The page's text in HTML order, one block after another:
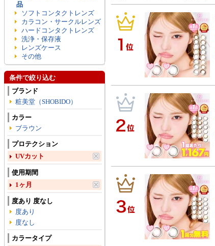
品
ソフトコンタクトレンズ
カラコン・サークルレンズ
ハードコンタクトレンズ
洗浄・保存液
レンズケース
その他
条件で絞り込む
ブランド
粧美堂（SHOBIDO）
カラー
ブラウン
プロテクション
UVカット
使用期間
1ヶ月
度あり 度なし
度あり
度なし
カラータイプ